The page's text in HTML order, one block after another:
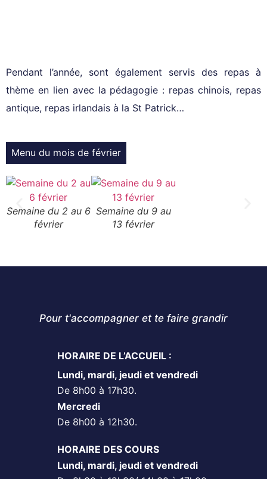
Pendant l’année, sont également servis des repas à
thème en lien avec la pédagogie : repas chinois, repas
antique, repas irlandais à la St Patrick…
Menu du mois de février
Semaine du 2 au 6
février
Semaine du 9 au
13 février
Pour t'accompagner et te faire grandir
HORAIRE DE L’ACCUEIL :
Lundi, mardi, jeudi et vendredi
De 8h00 à 17h30.
Mercredi
De 8h00 à 12h30.
HORAIRE DES COURS
Lundi, mardi, jeudi et vendredi